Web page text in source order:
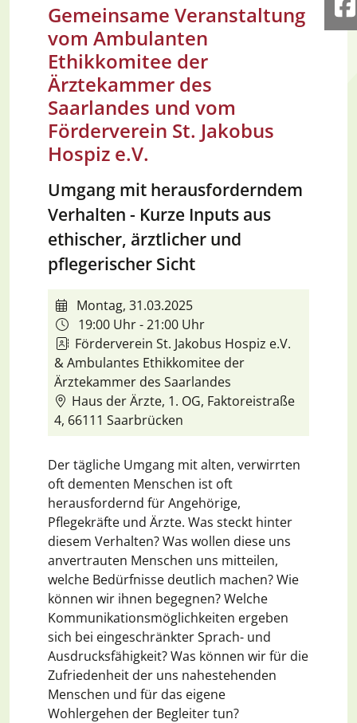
Gemeinsame Veranstaltung
vom Ambulanten
Ethikkomitee der
Ärztekammer des
Saarlandes und vom
Förderverein St. Jakobus
Hospiz e.V.
Umgang mit herausforderndem
Verhalten - Kurze Inputs aus
ethischer, ärztlicher und
pflegerischer Sicht
Montag, 31.03.2025
19:00 Uhr - 21:00 Uhr
Förderverein St. Jakobus Hospiz e.V.
& Ambulantes Ethikkomitee der
Ärztekammer des Saarlandes
Haus der Ärzte, 1. OG, Faktoreistraße
4, 66111 Saarbrücken
Der tägliche Umgang mit alten, verwirrten
oft dementen Menschen ist oft
herausfordernd für Angehörige,
Pflegekräfte und Ärzte. Was steckt hinter
diesem Verhalten? Was wollen diese uns
anvertrauten Menschen uns mitteilen,
welche Bedürfnisse deutlich machen? Wie
können wir ihnen begegnen? Welche
Kommunikationsmöglichkeiten ergeben
sich bei eingeschränkter Sprach- und
Ausdrucksfähigkeit? Was können wir für die
Zufriedenheit der uns nahestehenden
Menschen und für das eigene
Wohlergehen der Begleiter tun?